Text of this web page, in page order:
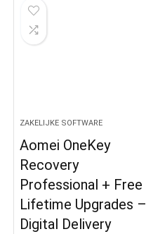
ZAKELIJKE SOFTWARE
Aomei OneKey
Recovery
Professional + Free
Lifetime Upgrades –
Digital Delivery